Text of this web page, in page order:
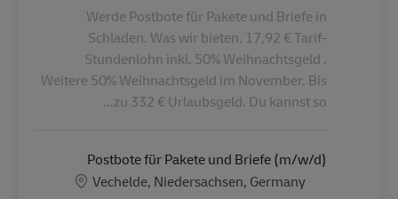
Werde Postbote für Pakete und Briefe in
Schladen. Was wir bieten. 17,92 € Tarif-
Stundenlohn inkl. 50% Weihnachtsgeld .
Weitere 50% Weihnachtsgeld im November. Bis
zu 332 € Urlaubsgeld. Du kannst so...
Postbote für Pakete und Briefe (m/w/d)
الموقع
Vechelde, Niedersachsen, Germany